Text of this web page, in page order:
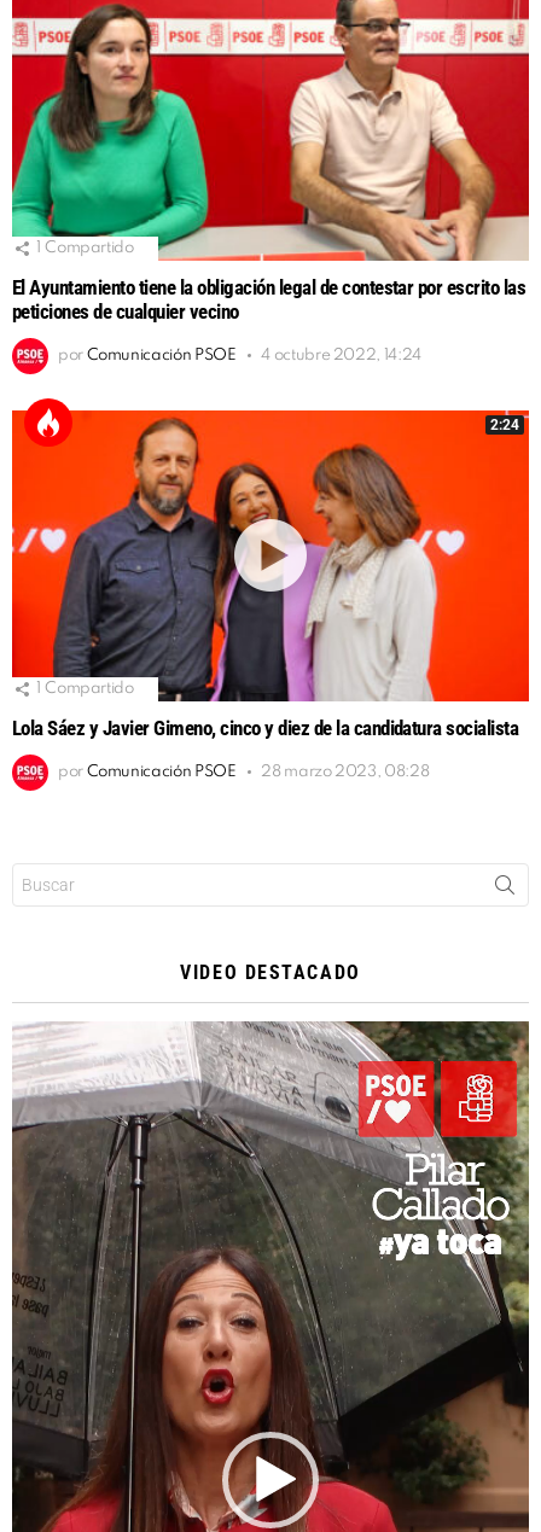
Compartido
El Ayuntamiento tiene la obligación legal de contestar por escrito las
peticiones de cualquier vecino
por Comunicación PSOE 4 octubre 2022, 14:24
2:24
Compartido
Lola Sáez y Javier Gimeno, cinco y diez de la candidatura socialista
por Comunicación PSOE 28 marzo 2023, 08:28
VIDEO DESTACADO
Reproductor
de
vídeo